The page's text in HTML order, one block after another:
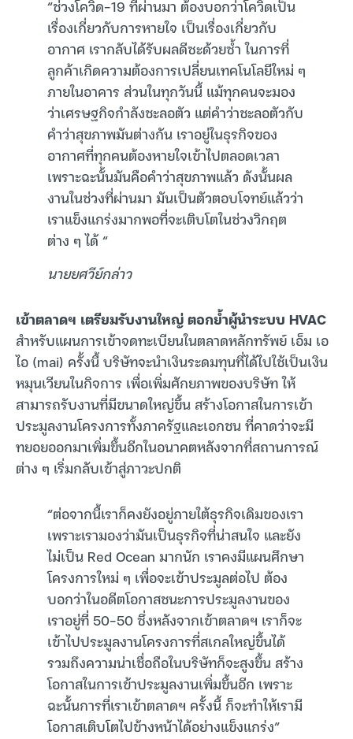
“ช่วงโควิด-19 ที่ผ่านมา ต้องบอกว่าโควิดเป็น
เรื่องเกี่ยวกับการหายใจ เป็นเรื่องเกี่ยวกับ
อากาศ เรากลับได้รับผลดีซะด้วยซ้ำ ในการที่
ลูกค้าเกิดความต้องการเปลี่ยนเทคโนโลยีใหม่ ๆ
ภายในอาคาร ส่วนในทุกวันนี้ แม้ทุกคนจะมอง
ว่าเศรษฐกิจกำลังชะลอตัว แต่คำว่าชะลอตัวกับ
คำว่าสุขภาพมันต่างกัน เราอยู่ในธุรกิจของ
อากาศที่ทุกคนต้องหายใจเข้าไปตลอดเวลา
เพราะฉะนั้นมันคือคำว่าสุขภาพแล้ว ดังนั้นผล
งานในช่วงที่ผ่านมา มันเป็นตัวตอบโจทย์แล้วว่า
เราแข็งแกร่งมากพอที่จะเติบโตในช่วงวิกฤต
ต่าง ๆ ได้ “
นายยศวีย์กล่าว
เข้าตลาดฯ เตรียมรับงานใหญ่ ตอกย้ำผู้นำระบบ HVAC
สำหรับแผนการเข้าจดทะเบียนในตลาดหลักทรัพย์ เอ็ม เอ
ไอ (mai) ครั้งนี้ บริษัทจะนำเงินระดมทุนที่ได้ไปใช้เป็นเงิน
หมุนเวียนในกิจการ เพื่อเพิ่มศักยภาพของบริษัท ให้
สามารถรับงานที่มีขนาดใหญ่ขึ้น สร้างโอกาสในการเข้า
ประมูลงานโครงการทั้งภาครัฐและเอกชน ที่คาดว่าจะมี
ทยอยออกมาเพิ่มขึ้นอีกในอนาคตหลังจากที่สถานการณ์
ต่าง ๆ เริ่มกลับเข้าสู่ภาวะปกติ
“ต่อจากนี้เราก็คงยังอยู่ภายใต้ธุรกิจเดิมของเรา
เพราะเรามองว่ามันเป็นธุรกิจที่น่าสนใจ และยัง
ไม่เป็น Red Ocean มากนัก เราคงมีแผนศึกษา
โครงการใหม่ ๆ เพื่อจะเข้าประมูลต่อไป ต้อง
บอกว่าในอดีตโอกาสชนะการประมูลงานของ
เราอยู่ที่ 50-50 ซึ่งหลังจากเข้าตลาดฯ เราก็จะ
เข้าไปประมูลงานโครงการที่สเกลใหญ่ขึ้นได้
รวมถึงความน่าเชื่อถือในบริษัทก็จะสูงขึ้น สร้าง
โอกาสในการเข้าประมูลงานเพิ่มขึ้นอีก เพราะ
ฉะนั้นการที่เราเข้าตลาดฯ ครั้งนี้ ก็จะทำให้เรามี
โอกาสเติบโตไปข้างหน้าได้อย่างแข็งแกร่ง”